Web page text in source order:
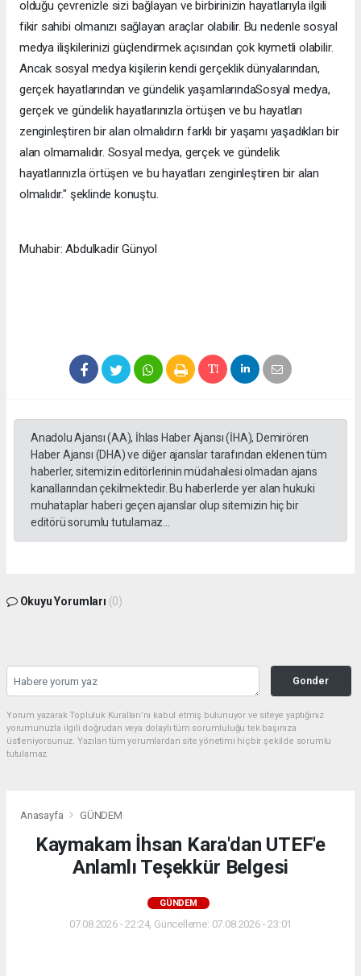
olduğu çevrenizle sizi bağlayan ve birbirinizin hayatlarıyla ilgili
fikir sahibi olmanızı sağlayan araçlar olabilir. Bu nedenle sosyal
medya ilişkilerinizi güçlendirmek açısından çok kıymetli olabilir.
Ancak sosyal medya kişilerin kendi gerçeklik dünyalarından,
gerçek hayatlarından ve gündelik yaşamlarındaSosyal medya,
gerçek ve gündelik hayatlarınızla örtüşen ve bu hayatları
zenginleştiren bir alan olmalıdır.n farklı bir yaşamı yaşadıkları bir
alan olmamalıdır. Sosyal medya, gerçek ve gündelik
hayatlarınızla örtüşen ve bu hayatları zenginleştiren bir alan
olmalıdır." şeklinde konuştu.
Muhabir: Abdulkadir Günyol
Anadolu Ajansı (AA), İhlas Haber Ajansı (İHA), Demirören
Haber Ajansı (DHA) ve diğer ajanslar tarafından eklenen tüm
haberler, sitemizin editörlerinin müdahalesi olmadan ajans
kanallarından çekilmektedir. Bu haberlerde yer alan hukuki
muhataplar haberi geçen ajanslar olup sitemizin hiç bir
editörü sorumlu tutulamaz...
Okuyu Yorumları (0)
Gonder
Yorum yazarak Topluluk Kuralları’nı kabul etmiş bulunuyor ve siteye yaptığınız
yorumunuzla ilgili doğrudan veya dolaylı tüm sorumluluğu tek başınıza
üstleniyorsunuz. Yazılan tüm yorumlardan site yönetimi hiçbir şekilde sorumlu
tutulamaz.
Anasayfa GÜNDEM
Kaymakam İhsan Kara'dan UTEF'e
Anlamlı Teşekkür Belgesi
GÜNDEM
07.08.2026 - 22:24, Güncelleme: 07.08.2026 - 23:01